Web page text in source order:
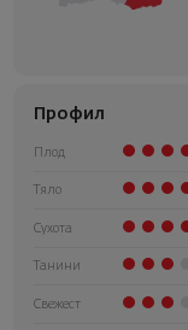
Профил
Плод
Тяло
Сухота
Танини
Свежест